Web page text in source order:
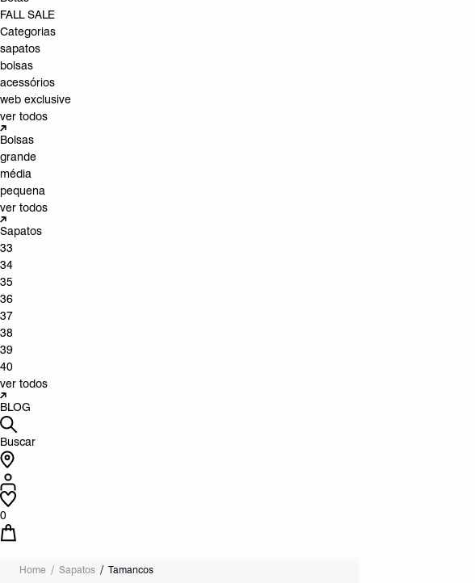
FALL SALE
Categorias
sapatos
bolsas
acessórios
web exclusive
ver todos
Bolsas
grande
média
pequena
ver todos
Sapatos
33
34
35
36
37
38
39
40
ver todos
BLOG
Buscar
0
Home Sapatos Tamancos